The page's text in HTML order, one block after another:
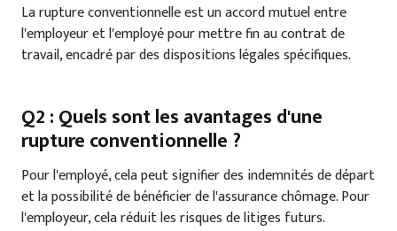
La rupture conventionnelle est un accord mutuel entre
l'employeur et l'employé pour mettre fin au contrat de
travail, encadré par des dispositions légales spécifiques.
Q2 : Quels sont les avantages d'une
rupture conventionnelle ?
Pour l'employé, cela peut signifier des indemnités de départ
et la possibilité de bénéficier de l'assurance chômage. Pour
l'employeur, cela réduit les risques de litiges futurs.